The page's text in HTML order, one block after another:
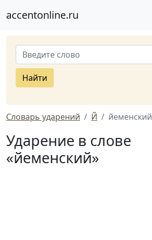
accentonline.ru
Найти
Словарь ударений Й йеменский
Ударение в слове
«йеменский»